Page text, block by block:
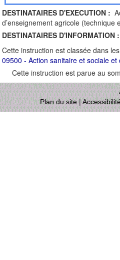
DESTINATAIRES D'EXECUTION :
d’enseignement agricole
DESTINATAIRES D'INFORMATION :
Cette instruction est classée dans
09500 - Action sanitaire et sociale
Cette instruction est parue au
Plan du site|